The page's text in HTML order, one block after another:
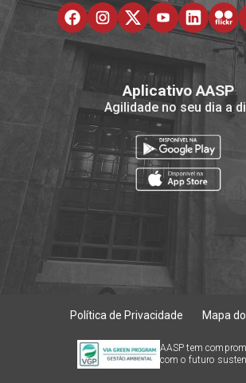
Aplicativo AASP
Agilidade no seu dia a
Política de Privacidade Mapa
AASP tem
com o futuro